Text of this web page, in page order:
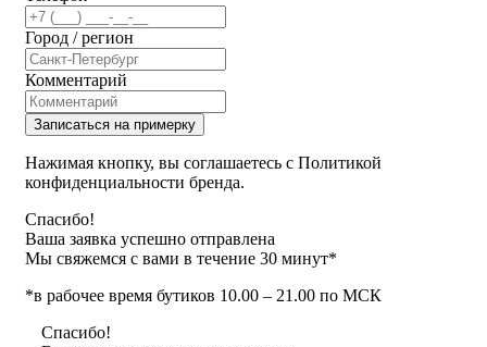
Город / регион
Комментарий
Записаться на примерку
Нажимая кнопку, вы соглашаетесь с Политикой
конфиденциальности бренда.
Спасибо!
Ваша заявка успешно отправлена
Мы свяжемся с вами в течение 30 минут*
*в рабочее время бутиков 10.00 – 21.00 по МСК
Спасибо!